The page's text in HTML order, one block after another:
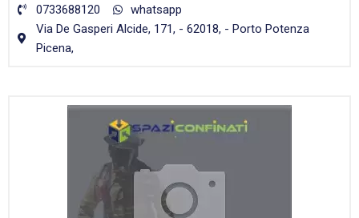
0733688120
whatsapp
Via De Gasperi Alcide, 171, - 62018, - Porto Potenza
Picena,